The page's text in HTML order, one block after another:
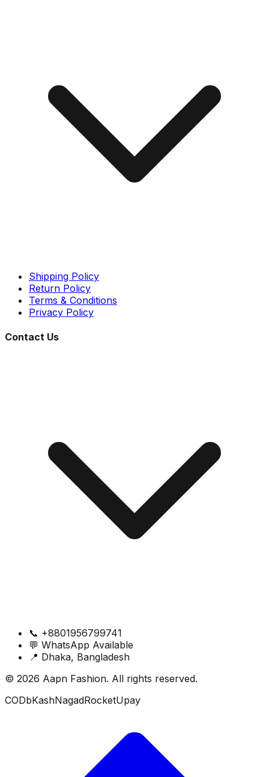
Shipping Policy
Return Policy
Terms & Conditions
Privacy Policy
Contact Us
📞 +8801956799741
💬 WhatsApp Available
📍 Dhaka, Bangladesh
© 2026 Aapn Fashion. All rights reserved.
CODbKashNagadRocketUpay